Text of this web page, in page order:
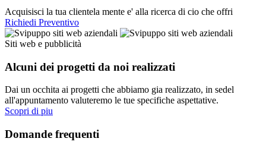
Acquisisci la tua clientela mente e' alla ricerca di cio che offri
Richiedi Preventivo
Siti web e pubblicità
Alcuni dei progetti da noi realizzati
Dai un occhita ai progetti che abbiamo gia realizzato, in sedel
all'appuntamento valuteremo le tue specifiche aspettative.
Scopri di piu
Domande frequenti